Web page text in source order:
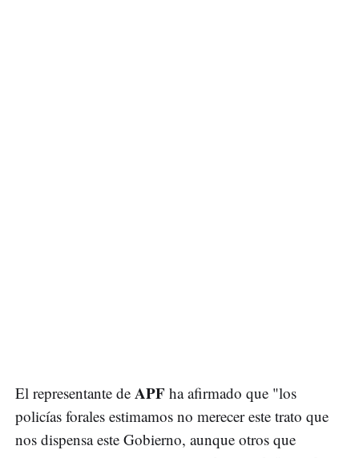
El representante de APF ha afirmado que "los
policías forales estimamos no merecer este trato que
nos dispensa este Gobierno, aunque otros que